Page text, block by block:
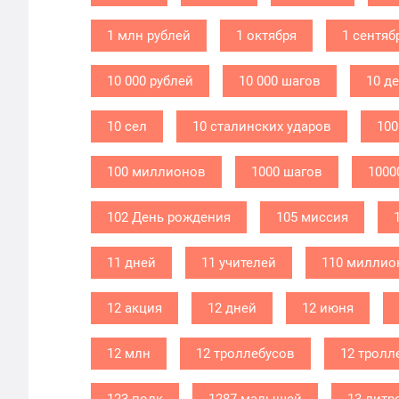
1 млн рублей 1 октября 1
10 000 рублей 10 000 шагов 10
10 сел 10 сталинских ударов
100 миллионов 1000 шагов
102 День рождения 105 миссия
11 дней 11 учителей 110
12 акция 12 дней 12 июня
12 млн 12 троллебусов 12